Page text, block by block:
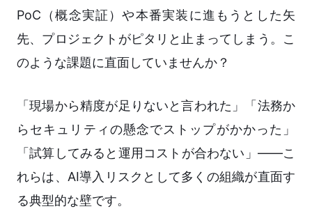
PoC（概念実証）や本番実装に進もうとした矢
先、プロジェクトがピタリと止まってしまう。こ
のような課題に直面していませんか？
「現場から精度が足りないと言われた」「法務か
らセキュリティの懸念でストップがかかった」
「試算してみると運用コストが合わない」——こ
れらは、AI導入リスクとして多くの組織が直面す
る典型的な壁です。